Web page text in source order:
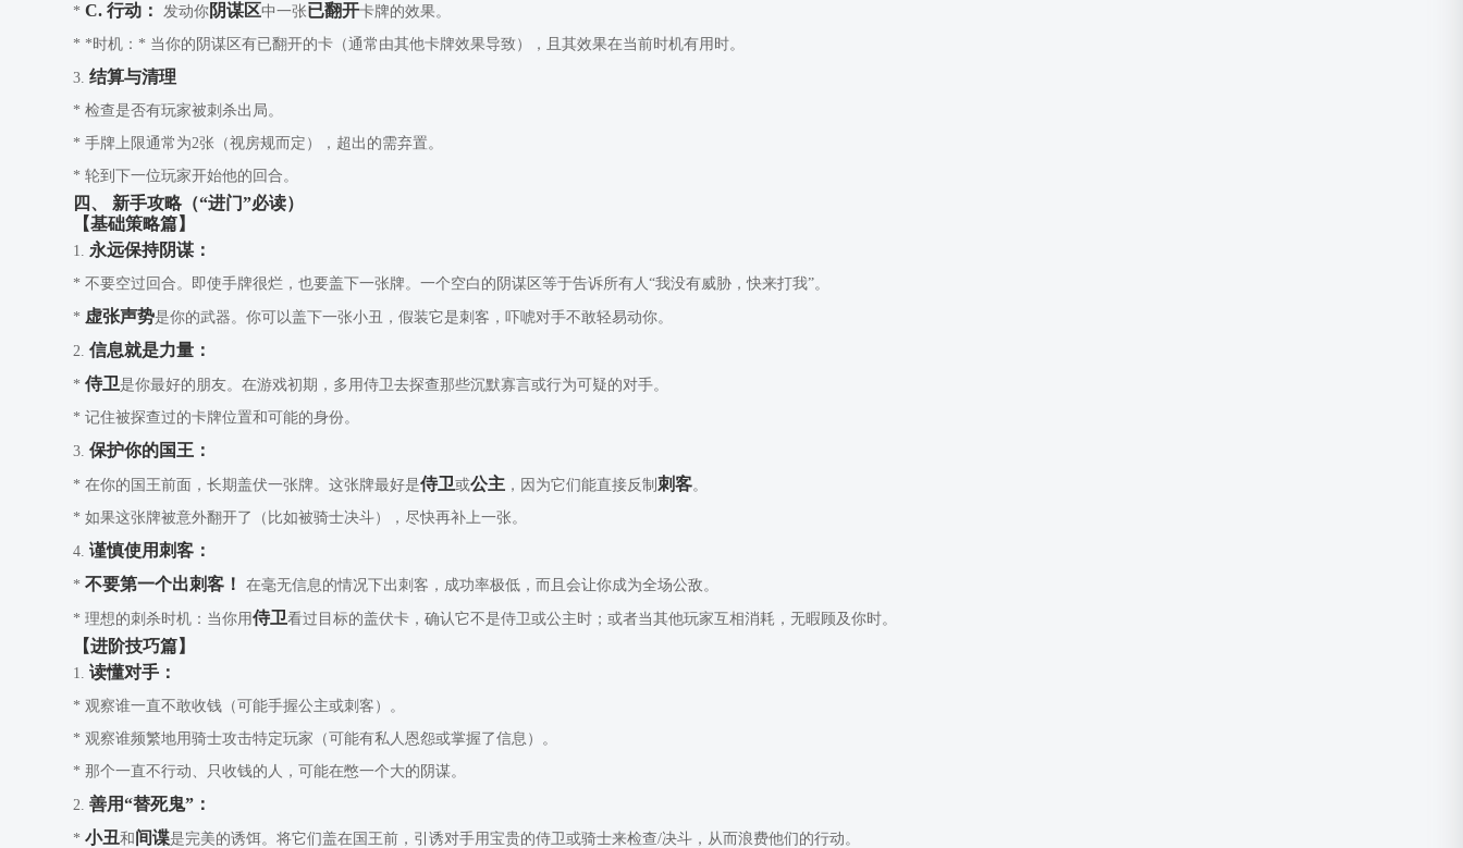
*C. 行动： 发动你 阴谋区中一张已翻开卡牌的效果。
* *时机：* 当你的阴谋区有已翻开的卡（通常由其他卡牌效果导致），且其效果在当前时机有用时。
3.结算与清理
* 检查是否有玩家被刺杀出局。
* 手牌上限通常为2张（视房规而定），超出的需弃置。
* 轮到下一位玩家开始他的回合。
四、 新手攻略（“进门”必读）
【基础策略篇】
1.永远保持阴谋：
* 不要空过回合。即使手牌很烂，也要盖下一张牌。一个空白的阴谋区等于告诉所有人“我没有威胁，快来打我”。
* 虚张声势是你的武器。你可以盖下一张小丑，假装它是刺客，吓唬对手不敢轻易动你。
2.信息就是力量：
*侍卫 是你最好的朋友。在游戏初期，多用侍卫去探查那些沉默寡言或行为可疑的对手。
* 记住被探查过的卡牌位置和可能的身份。
3.保护你的国王：
* 在你的国王前面，长期盖伏一张牌。这张牌最好是侍卫或公主 ，因为它们能直接反制刺客。
* 如果这张牌被意外翻开了（比如被骑士决斗），尽快再补上一张。
4.谨慎使用刺客：
*不要第一个出刺客！ 在毫无信息的情况下出刺客，成功率极低，而且会让你成为全场公敌。
* 理想的刺杀时机：当你用侍卫看过目标的盖伏卡，确认它不是侍卫或公主时；或者当其他玩家互相消耗，无暇顾及你时。
【进阶技巧篇】
1.读懂对手：
* 观察谁一直不敢收钱（可能手握公主或刺客）。
* 观察谁频繁地用骑士攻击特定玩家（可能有私人恩怨或掌握了信息）。
* 那个一直不行动、只收钱的人，可能在憋一个大的阴谋。
2.善用“替死鬼”：
*小丑和 间谍是完美的诱饵。将它们盖在国王前，引诱对手用宝贵的侍卫或骑士来检查/决斗，从而浪费他们的行动。